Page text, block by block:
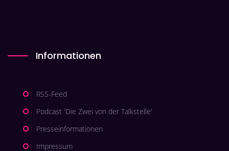
Informationen
RSS-Feed
Podcast 'Die Zwei von der Talkstelle'
Presseinformationen
Impressum